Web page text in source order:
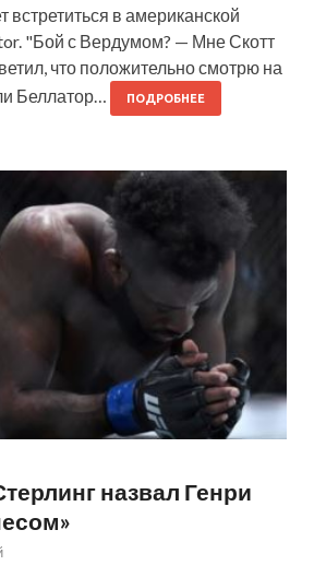
встретиться в американской
"Бой с Вердумом? — Мне Скотт
что положительно смотрю на
Беллатор…
ПОДРОБНЕЕ
назвал Генри